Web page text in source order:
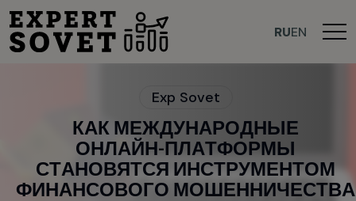
RUEN
Exp Sovet
КАК МЕЖДУНАРОДНЫЕ
ОНЛАЙН-ПЛАТФОРМЫ
СТАНОВЯТСЯ ИНСТРУМЕНТОМ
ФИНАНСОВОГО МОШЕННИЧЕСТВА